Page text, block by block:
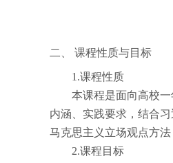
二、 课程性质与目标
1.课程性质
本课程是面向高校
内涵、实践要求，结合
马克思主义立场观点方法
2.课程目标